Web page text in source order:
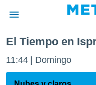
de
por
El Tiempo en
11:44 Domingo